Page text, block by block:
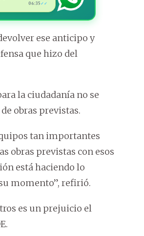
06:35 ✓✓
ese anticipo y
que hizo del
la ciudadanía no se
obras previstas.
tan importantes
obras previstas con esos
está haciendo lo
momento”, refirió.
es un prejuicio el